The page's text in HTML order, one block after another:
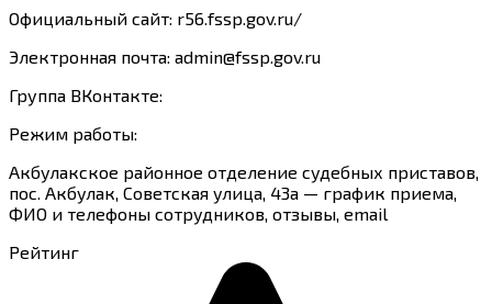
Официальный сайт: r56.fssp.gov.ru/
Электронная почта: admin@fssp.gov.ru
Группа ВКонтакте:
Режим работы:
Акбулакское районное отделение судебных приставов,
пос. Акбулак, Советская улица, 43а — график приема,
ФИО и телефоны сотрудников, отзывы, email
Рейтинг